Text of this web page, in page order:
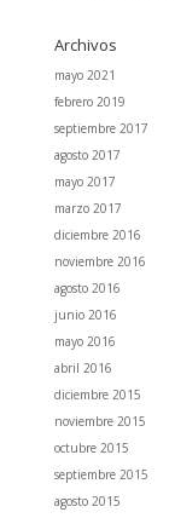
Archivos
mayo 2021
febrero 2019
septiembre 2017
agosto 2017
mayo 2017
marzo 2017
diciembre 2016
noviembre 2016
agosto 2016
junio 2016
mayo 2016
abril 2016
diciembre 2015
noviembre 2015
octubre 2015
septiembre 2015
agosto 2015